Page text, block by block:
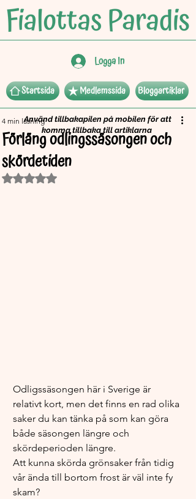
Logga In
Startsida Medlemssida Bloggartiklar
Förläng odlingssäsongen och
skördetiden
4 min läsning
Betygsatt till NaN av 5 stjärnor.
Odligssäsongen här i Sverige är
relativt kort, men det finns en rad olika
saker du kan tänka på som kan göra
både säsongen längre och
skördeperioden längre.
Att kunna skörda grönsaker från tidig
vår ända till bortom frost är väl inte fy
skam?
Använd tillbakapilen på mobilen för att
komma tillbaka till artiklarna